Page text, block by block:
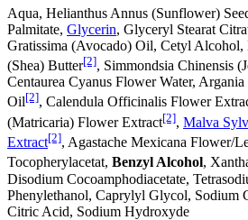
Aqua, Helianthus Annus (Sunflower)
Palmitate, Glycerin, Glyceryl Stearat
Gratissima (Avocado) Oil, Cetyl Alcohol,
(Shea) Butter[2], Simmondsia Chinensis
Centaurea Cyanus Flower Water,
Oil[2], Calendula Officinalis Flower
(Matricaria) Flower Extract[2], Malva
Extract[2], Agastache Mexicana Flower/
Tocopherylacetat, Benzyl Alcohol,
Disodium Cocoamphodiacetate,
Phenylethanol, Caprylyl Glycol, Sodium
Citric Acid, Sodium Hydroxyde